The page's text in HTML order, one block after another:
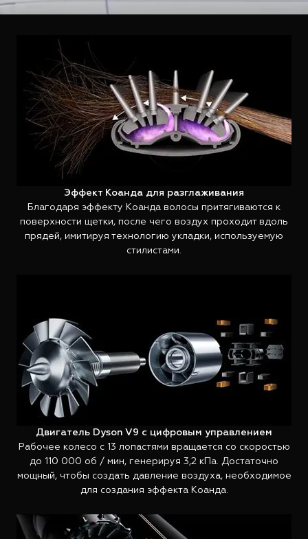
Эффект Коанда для разглаживания
Благодаря эффекту Коанда волосы притягиваются к
поверхности щетки, после чего воздух проходит вдоль
прядей, имитируя технологию укладки, используемую
стилистами.
Двигатель Dyson V9 с цифровым управлением
Рабочее колесо с 13 лопастями вращается со скоростью
до 110 000 об / мин, генерируя 3,2 кПа. Достаточно
мощный, чтобы создать давление воздуха, необходимое
для создания эффекта Коанда.